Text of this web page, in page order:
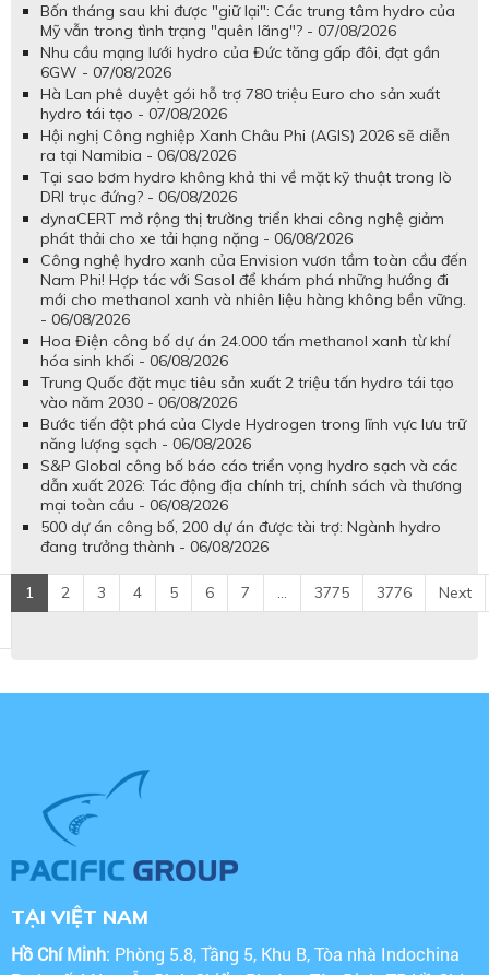
Bốn tháng sau khi được "giữ lại": Các trung tâm hydro của
Mỹ vẫn trong tình trạng "quên lãng"? - 07/08/2026
Nhu cầu mạng lưới hydro của Đức tăng gấp đôi, đạt gần
6GW - 07/08/2026
Hà Lan phê duyệt gói hỗ trợ 780 triệu Euro cho sản xuất
hydro tái tạo - 07/08/2026
Hội nghị Công nghiệp Xanh Châu Phi (AGIS) 2026 sẽ diễn
ra tại Namibia - 06/08/2026
Tại sao bơm hydro không khả thi về mặt kỹ thuật trong lò
DRI trục đứng? - 06/08/2026
dynaCERT mở rộng thị trường triển khai công nghệ giảm
phát thải cho xe tải hạng nặng - 06/08/2026
Công nghệ hydro xanh của Envision vươn tầm toàn cầu đến
Nam Phi! Hợp tác với Sasol để khám phá những hướng đi
mới cho methanol xanh và nhiên liệu hàng không bền vững.
- 06/08/2026
Hoa Điện công bố dự án 24.000 tấn methanol xanh từ khí
hóa sinh khối - 06/08/2026
Trung Quốc đặt mục tiêu sản xuất 2 triệu tấn hydro tái tạo
vào năm 2030 - 06/08/2026
Bước tiến đột phá của Clyde Hydrogen trong lĩnh vực lưu trữ
năng lượng sạch - 06/08/2026
S&P Global công bố báo cáo triển vọng hydro sạch và các
dẫn xuất 2026: Tác động địa chính trị, chính sách và thương
mại toàn cầu - 06/08/2026
500 dự án công bố, 200 dự án được tài trợ: Ngành hydro
đang trưởng thành - 06/08/2026
1 2 3 4 5 6 7 ... 3775 3776 Next
TẠI VIỆT NAM
Hồ Chí Minh: Phòng 5.8, Tầng 5, Khu B, Tòa nhà Indochina